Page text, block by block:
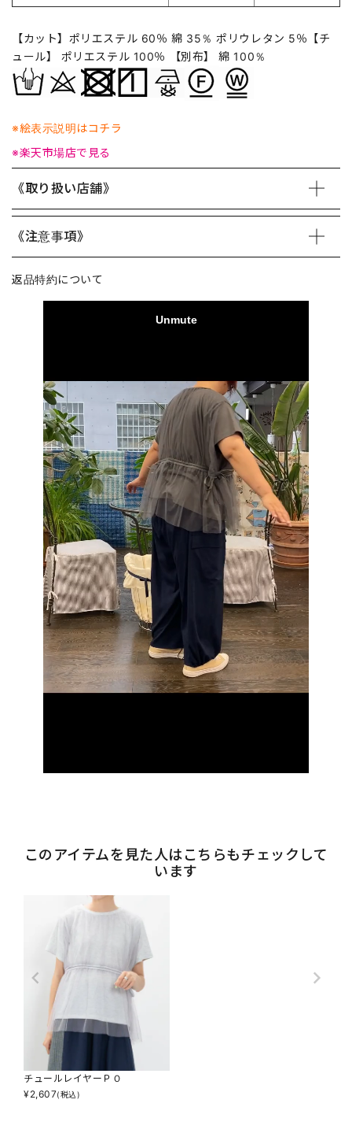
【カット】ポリエステル 60％ 綿 35％ ポリウレタン 5％【チ
ュール】 ポリエステル 100％ 【別布】 綿 100％
※絵表示説明はコチラ
※楽天市場店で見る
《取り扱い店舗》
《注意事項》
返品特約について
このアイテムを見た人はこちらもチェックして
います
チュールレイヤーＰＯ
¥2,607(税込)